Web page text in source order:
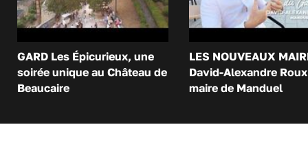
GARD Les Épicurieux, une
soirée unique au Château de
Beaucaire
LES NOUVEAUX
David-Alexandre
maire de Manduel